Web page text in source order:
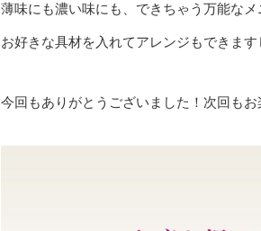
薄味にも濃い味にも、できちゃう万能なメ
お好きな具材を入れてアレンジもできま
今回もありがとうございました！次回も